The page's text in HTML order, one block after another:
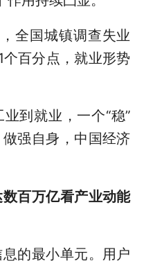
国城镇调查失业
个百分点，就业形势
到就业，一个“稳”
强自身，中国经济
百万亿看产业动能
的最小单元。用户